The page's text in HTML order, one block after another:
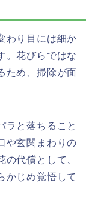
わり目には細か
。花びらではな
ため、掃除が面
ラと落ちること
や玄関まわりの
代償として、
かじめ覚悟して